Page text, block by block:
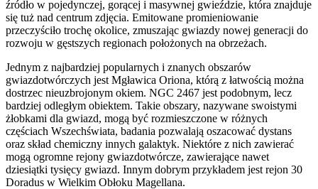
źródło w pojedynczej, gorącej i masywnej gwieździe, która znajduje
się tuż nad centrum zdjęcia. Emitowane promieniowanie
przeczyściło trochę okolice, zmuszając gwiazdy nowej generacji do
rozwoju w gęstszych regionach położonych na obrzeżach.
Jednym z najbardziej popularnych i znanych obszarów
gwiazdotwórczych jest Mgławica Oriona, którą z łatwością można
dostrzec nieuzbrojonym okiem. NGC 2467 jest podobnym, lecz
bardziej odległym obiektem. Takie obszary, nazywane swoistymi
żłobkami dla gwiazd, mogą być rozmieszczone w różnych
częściach Wszechświata, badania pozwalają oszacować dystans
oraz skład chemiczny innych galaktyk. Niektóre z nich zawierać
mogą ogromne rejony gwiazdotwórcze, zawierające nawet
dziesiątki tysięcy gwiazd. Innym dobrym przykładem jest rejon 30
Doradus w Wielkim Obłoku Magellana.